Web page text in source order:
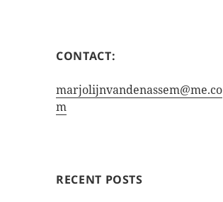
CONTACT:
marjolijnvandenassem@me.co
m
RECENT POSTS